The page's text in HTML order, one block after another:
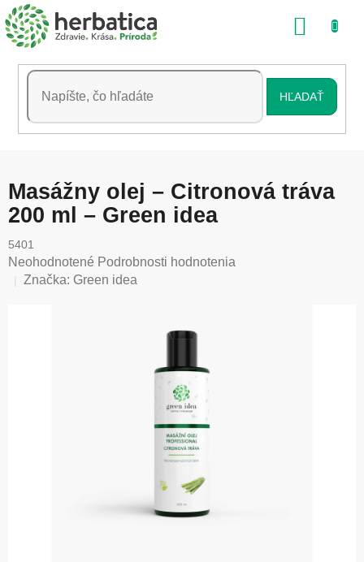
Prejsť
na
obsah
HĽADAŤ
Masážny olej – Citronová tráva
200 ml – Green idea
5401
Priemerné
hodnotenie
Neohodnotené Podrobnosti hodnotenia
Značka: Green idea